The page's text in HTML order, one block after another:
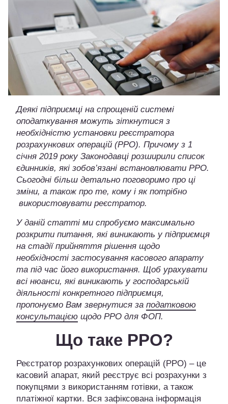
Деякі підприємці на спрощеній системі
оподаткування можуть зіткнутися з
необхідністю установки реєстратора
розрахункових операцій (РРО). Причому з 1
січня 2019 року Законодавці розширили список
єдинників, які зобов’язані встановлювати РРО.
Сьогодні більш детально поговоримо про ці
зміни, а також про те, кому і як потрібно
використовувати реєстратор.
У даній статті ми спробуємо максимально
розкрити питання, які виникають у підприємця
на стадії прийняття рішення щодо
необхідності застосування касового апарату
та під час його використання. Щоб урахувати
всі нюанси, які виникають у господарській
діяльності конкретного підприємця,
пропонуємо Вам звернутися за податковою
консультацією щодо РРО для ФОП.
Що таке РРО?
Реєстратор розрахункових операцій (РРО) – це
касовий апарат, який реєструє всі розрахунки з
покупцями з використанням готівки, а також
платіжної картки. Вся зафіксована інформація